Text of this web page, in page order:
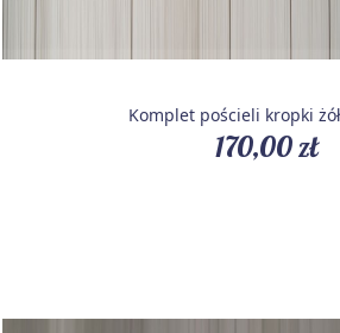
Komplet pościeli kropki
170,00 zł